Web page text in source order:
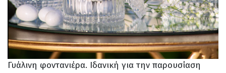
Γυάλινη φοντανιέρα. Ιδανική για την παρουσίαση